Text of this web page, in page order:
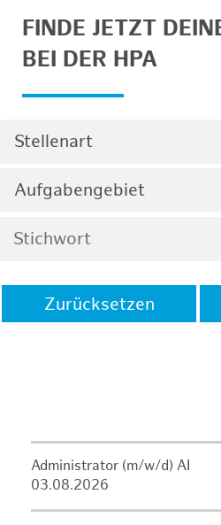
FINDE JETZT
BEI DER HPA
Stellenart
Aufgabengebiet
Zurücksetzen
Administrator (m/w/d) AI
03.08.2026